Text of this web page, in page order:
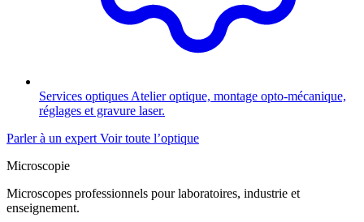
Services optiques Atelier optique, montage opto-mécanique,
réglages et gravure laser.
Parler à un expert Voir toute l’optique
Microscopie
Microscopes professionnels pour laboratoires, industrie et
enseignement.